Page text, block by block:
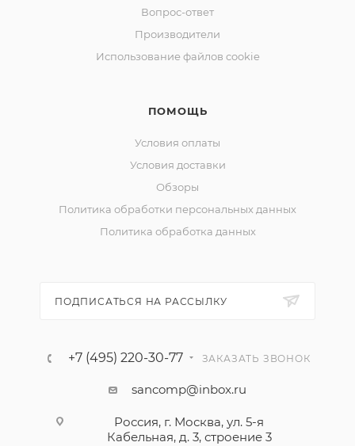
Вопрос-ответ
Производители
Использование файлов cookie
ПОМОЩЬ
Условия оплаты
Условия доставки
Обзоры
Политика обработки персональных данных
Политика обработка данных
ПОДПИСАТЬСЯ НА РАССЫЛКУ
+7 (495) 220-30-77 ЗАКАЗАТЬ ЗВОНОК
sancomp@inbox.ru
Россия, г. Москва, ул. 5-я
Кабельная, д. 3, строение 3